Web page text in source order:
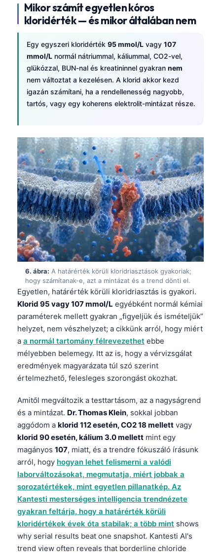
Mikor számít egyetlen kóros
kloridérték — és mikor általában nem
Egy egyszeri kloridérték 95 mmol/L vagy 107
mmol/L normál nátriummal, káliummal, CO2-vel,
glükózzal, BUN-nal és kreatininnel gyakran nem
nem változtat a kezelésen. A klorid akkor kezd
igazán számítani, ha a rendellenesség nagyobb,
tartós, vagy egy koherens elektrolit-mintázat része.
6. ábra: A határérték körüli kloridriasztások gyakoriak;
hogy számítanak-e, azt a mintázat és a trend dönti el.
Egyetlen, határérték körüli kloridriasztás is gyakori.
Klorid 95 vagy 107 mmol/L egyébként normál kémiai
paraméterek mellett gyakran „figyeljük és ismételjük”
helyzet, nem vészhelyzet; a cikkünk arról, hogy miért
a a normál tartomány félrevezethet ebbe
mélyebben belemegy. Itt az is, hogy a vérvizsgálat
eredmények magyarázata túl szó szerint
értelmezhető, felesleges szorongást okozhat.
Amitől megváltozik a testtartásom, az a nagyságrend
és a mintázat. Dr. Thomas Klein, sokkal jobban
aggódom a klorid 112 esetén, CO2 18 mellett vagy
klorid 90 esetén, kálium 3.0 mellett mint egy
magányos 107, miatt, és a trendre fókuszáló írásunk
arról, hogy hogyan lehet felismerni a valódi
laborváltozásokat, megmutatja, miért jobbak a
sorozatértékek, mint egyetlen pillanatkép. Az
Kantesti mesterséges intelligencia trendnézete
gyakran feltárja, hogy a határérték körüli
kloridértékek évek óta stabilak; a több mint shows
why serial results beat one snapshot. Kantesti AI's
trend view often reveals that borderline chloride
Čeština
ქართული
Русский
Lietuvių kalba
Polski
한국어
Slovenščina
Shqip
বাংলা
اردو
తెలుగు
தமிழ்
ગુજરાતી
ಕನ್ನಡ
മലയാളം
Bahasa Melayu
Tiếng Việt
Tagalog
ไทย
ဗမာစာ
ភាសាខ្មែរ
Kiswahili
አማርኛ
Українська
O‘zbekcha
Қазақ тілі
Suomi
Hrvatski
Slovenčina
كوردی‎
سنڌي